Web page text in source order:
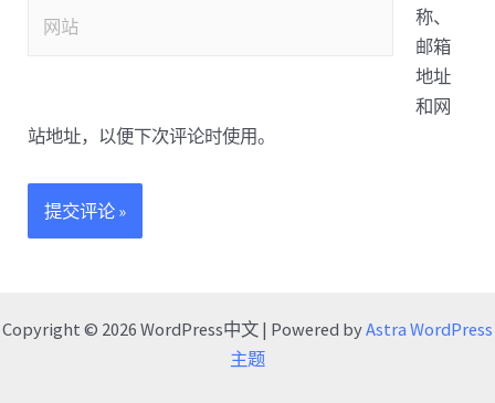
称、
邮箱
地址
和网
站地址，以便下次评论时使用。
Copyright © 2026 WordPress中文 | Powered byAstra WordPress
主题